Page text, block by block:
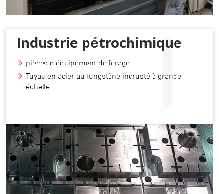
I
Industrie pétrochimique
pièces d'équipement de forage
Tuyau en acier au tungstène incrusté à grande
échelle